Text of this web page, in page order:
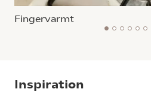
Fingervarmt
1 2 3 4 5 6
Inspiration